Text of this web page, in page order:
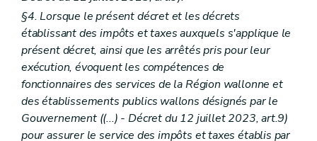
Chapitre
IXbis
Assistance mutuelle
Section 1ère
Dispositions générales et définitions
Art.64bis
Section2
Echanges d'informations sur demande
Art. 64ter
Section3
(Délais de l'échange d'informations sur demande - décret du 12 juillet 2023, art. 57)
Art.64quater
Section4
Échange automatique et obligatoire d'informations
Sous-section 1 (Champ d'application et conditions de l'échange automatique et obligatoire d'informations - décret du 12 juillet 2023, art. 58)
Art. 64quinquies
§4. Lorsque le présent décret et les décrets
établissant des impôts et taxes auxquels s'applique le
présent décret, ainsi que les arrêtés pris pour leur
exécution, évoquent les compétences de
fonctionnaires des services de la Région wallonne et
des établissements publics wallons désignés par le
Gouvernement ((...) - Décret du 12 juillet 2023, art.9)
pour assurer le service des impôts et taxes établis par